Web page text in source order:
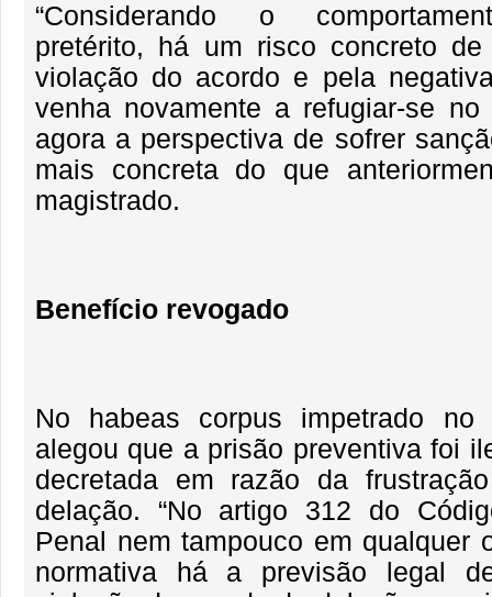
“Considerando o
pretérito, há um risco concreto
violação do acordo e pela
venha novamente a refugiar-se
agora a perspectiva de sofrer
mais concreta do que
magistrado.
Benefício revogado
No habeas corpus impetrado
alegou que a prisão preventiva foi
decretada em razão da
delação. “No artigo 312 do
Penal nem tampouco em qualquer
normativa há a previsão legal